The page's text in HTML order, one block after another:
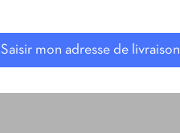
Saisir mon adresse de livraison